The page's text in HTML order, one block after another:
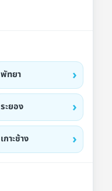
พัทยา
ระยอง
เกาะช้าง